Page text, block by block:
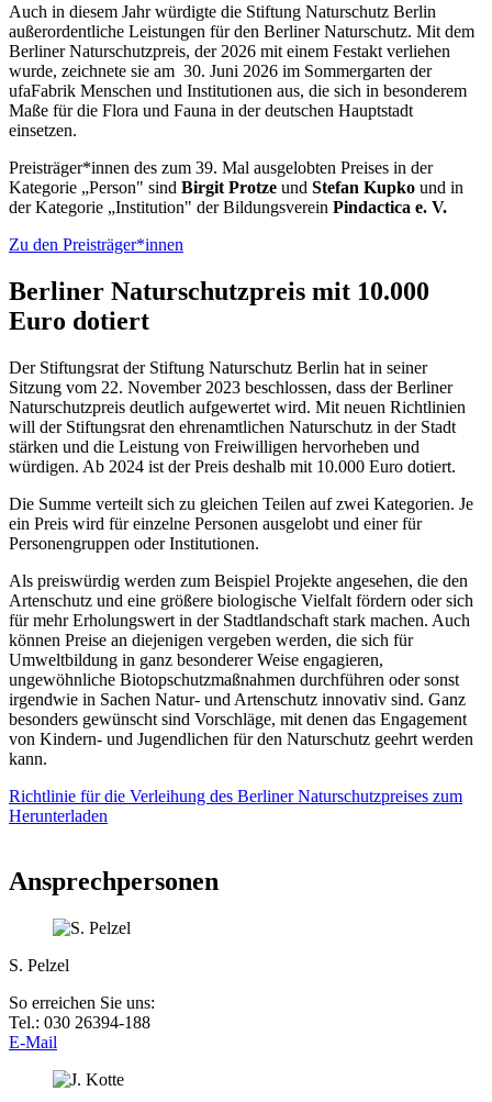
Auch in diesem Jahr würdigte die Stiftung Naturschutz Berlin
außerordentliche Leistungen für den Berliner Naturschutz. Mit dem
Berliner Naturschutzpreis, der 2026 mit einem Festakt verliehen
wurde, zeichnete sie am 30. Juni 2026 im Sommergarten der
ufaFabrik Menschen und Institutionen aus, die sich in besonderem
Maße für die Flora und Fauna in der deutschen Hauptstadt
einsetzen.
Preisträger*innen des zum 39. Mal ausgelobten Preises in der
Kategorie „Person" sind Birgit Protze und Stefan Kupko und in
der Kategorie „Institution" der Bildungsverein Pindactica e. V.
Zu den Preisträger*innen
Berliner Naturschutzpreis mit 10.000
Euro dotiert
Der Stiftungsrat der Stiftung Naturschutz Berlin hat in seiner
Sitzung vom 22. November 2023 beschlossen, dass der Berliner
Naturschutzpreis deutlich aufgewertet wird. Mit neuen Richtlinien
will der Stiftungsrat den ehrenamtlichen Naturschutz in der Stadt
stärken und die Leistung von Freiwilligen hervorheben und
würdigen. Ab 2024 ist der Preis deshalb mit 10.000 Euro dotiert.
Die Summe verteilt sich zu gleichen Teilen auf zwei Kategorien. Je
ein Preis wird für einzelne Personen ausgelobt und einer für
Personengruppen oder Institutionen.
Als preiswürdig werden zum Beispiel Projekte angesehen, die den
Artenschutz und eine größere biologische Vielfalt fördern oder sich
für mehr Erholungswert in der Stadtlandschaft stark machen. Auch
können Preise an diejenigen vergeben werden, die sich für
Umweltbildung in ganz besonderer Weise engagieren,
ungewöhnliche Biotopschutzmaßnahmen durchführen oder sonst
irgendwie in Sachen Natur- und Artenschutz innovativ sind. Ganz
besonders gewünscht sind Vorschläge, mit denen das Engagement
von Kindern- und Jugendlichen für den Naturschutz geehrt werden
kann.
Richtlinie für die Verleihung des Berliner Naturschutzpreises zum
Herunterladen
Ansprechpersonen
S. Pelzel
So erreichen Sie uns:
Tel.: 030 26394-188
E-Mail